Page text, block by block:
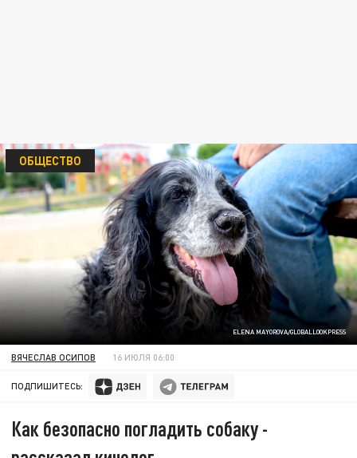
ELENA MAYOROVA/GLOBALLOOKPRESS
ОБЩЕСТВО
ВЯЧЕСЛАВ ОСИПОВ 16 ИЮЛЯ 06:00
ПОДПИШИТЕСЬ:
Как безопасно погладить собаку -